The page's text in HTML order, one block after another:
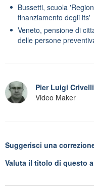
Bussetti, scuola
finanziamento degli its'
Veneto, pensione di
delle persone
Pier Luigi Crivelli
Video Maker
Suggerisci una
Valuta il titolo di questo